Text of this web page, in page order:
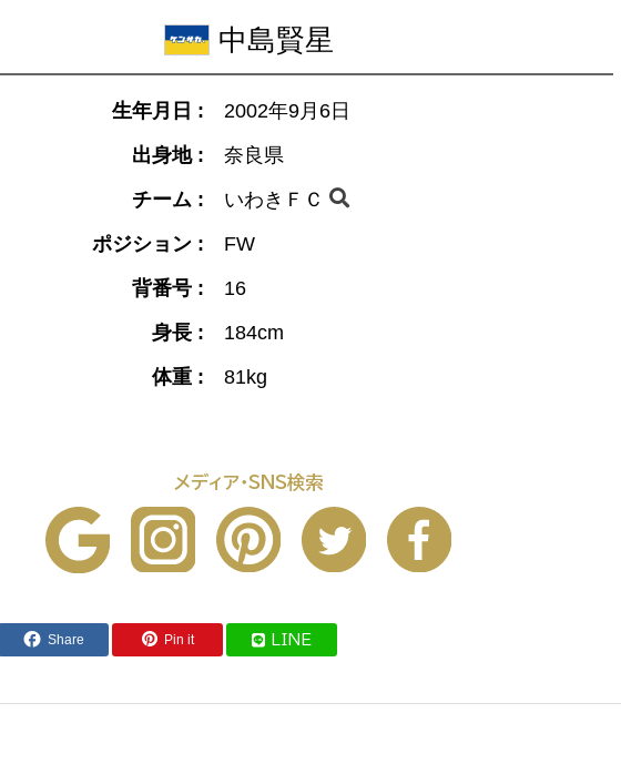
中島賢星
生年月日 :
2002年9月6日
出身地 :
奈良県
チーム :
いわきＦＣ
ポジション :
FW
背番号 :
16
身長 :
184cm
体重 :
81kg
メディア・SNS検索
Share Pin it LINE